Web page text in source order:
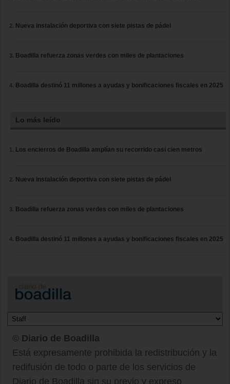
Nueva instalación deportiva con siete pistas de pádel
Boadilla refuerza zonas verdes con miles de plantaciones
Boadilla destinó 11 millones a ayudas y bonificaciones fiscales en 2025
Lo más leído
Los encierros de Boadilla amplían su recorrido casi cien metros
Nueva instalación deportiva con siete pistas de pádel
Boadilla refuerza zonas verdes con miles de plantaciones
Boadilla destinó 11 millones a ayudas y bonificaciones fiscales en 2025
© Diario de Boadilla
Está expresamente prohibida la redistribución y la
redifusión de todo o parte de los servicios de
Diario de Boadilla sin su previo y expreso